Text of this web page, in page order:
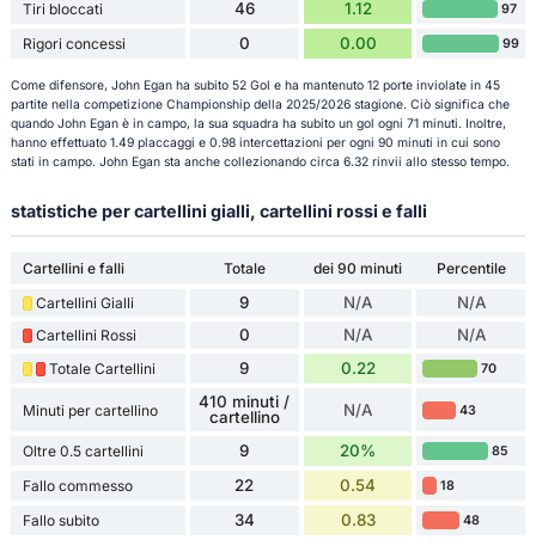
Tiri bloccati 46 1.12 97
Rigori concessi 0 0.00 99
Come difensore, John Egan ha subito 52 Gol e ha mantenuto 12 porte inviolate in 45
partite nella competizione Championship della 2025/2026 stagione. Ciò significa che
quando John Egan è in campo, la sua squadra ha subito un gol ogni 71 minuti. Inoltre,
hanno effettuato 1.49 placcaggi e 0.98 intercettazioni per ogni 90 minuti in cui sono
stati in campo. John Egan sta anche collezionando circa 6.32 rinvii allo stesso tempo.
statistiche per cartellini gialli, cartellini rossi e falli
Cartellini e falli Totale dei 90 minuti
Percentile
Cartellini Gialli
9 N/A N/A
Cartellini Rossi 0 N/A N/A
Totale Cartellini 9 0.22 70
Minuti per cartellino
410 minuti /
cartellino
N/A 43
Oltre 0.5 cartellini 9 20% 85
Fallo commesso 22 0.54 18
Fallo subito 34 0.83 48